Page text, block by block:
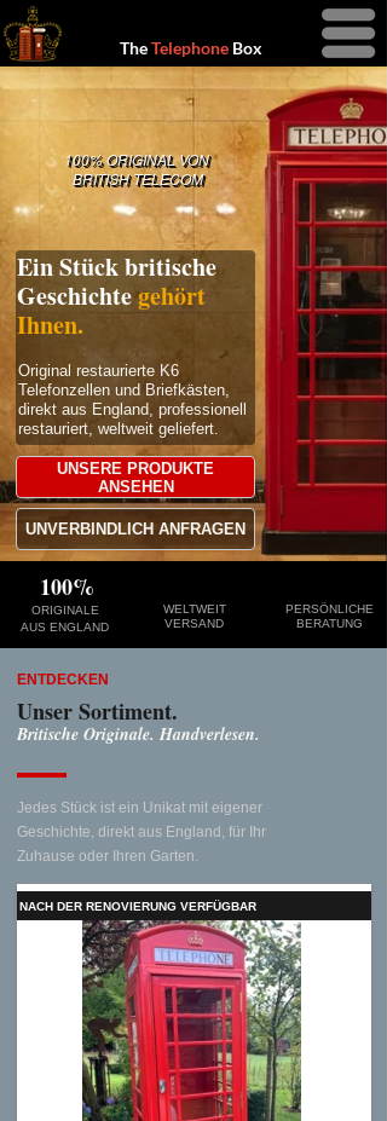
TheTelephoneBox
100% ORIGINAL VON
BRITISH TELECOM
Ein Stück britische
Geschichtegehört
Ihnen.
Original restaurierte K6
Telefonzellen und Briefkästen,
direkt aus England, professionell
restauriert, weltweit geliefert.
UNSERE PRODUKTE
ANSEHEN
UNVERBINDLICH ANFRAGEN
100%
ORIGINALE
AUS ENGLAND
WELTWEIT
VERSAND
PERSÖNLICHE
BERATUNG
ENTDECKEN
Unser Sortiment.
Britische Originale. Handverlesen.
Jedes Stück ist ein Unikat mit eigener
Geschichte, direkt aus England, für Ihr
Zuhause oder Ihren Garten.
NACH DER RENOVIERUNG VERFÜGBAR